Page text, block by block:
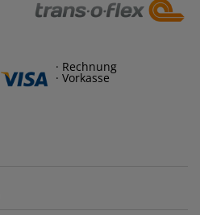
· Rechnung
· Vorkasse